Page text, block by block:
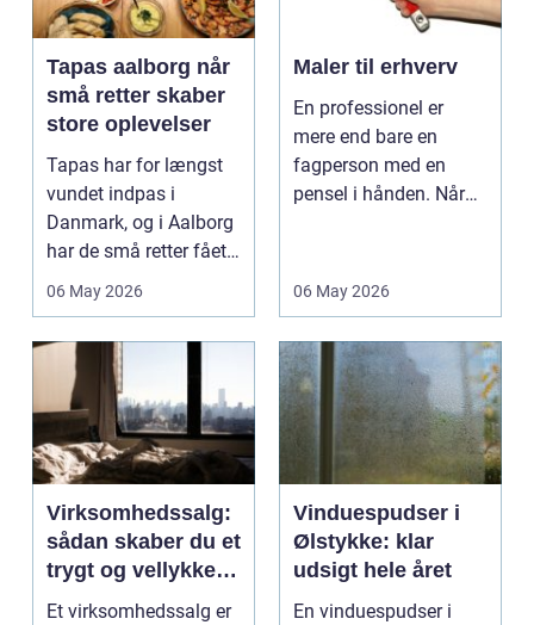
Tapas aalborg når
små retter skaber
store oplevelser
Tapas har for længst
vundet indpas i
Danmark, og i Aalborg
har de små retter fået
deres helt eget li...
06 May 2026
Maler til erhverv
En professionel er
mere end bare en
fagperson med en
pensel i hånden. Når
06 May 2026
Virksomhedssalg:
sådan skaber du et
trygt og vellykket
salg
Et virksomhedssalg er
Vinduespudser i
Ølstykke: klar
udsigt hele året
En vinduespudser i